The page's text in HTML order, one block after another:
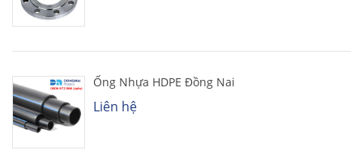
Ống Nhựa HDPE Đồng Nai
Liên hệ